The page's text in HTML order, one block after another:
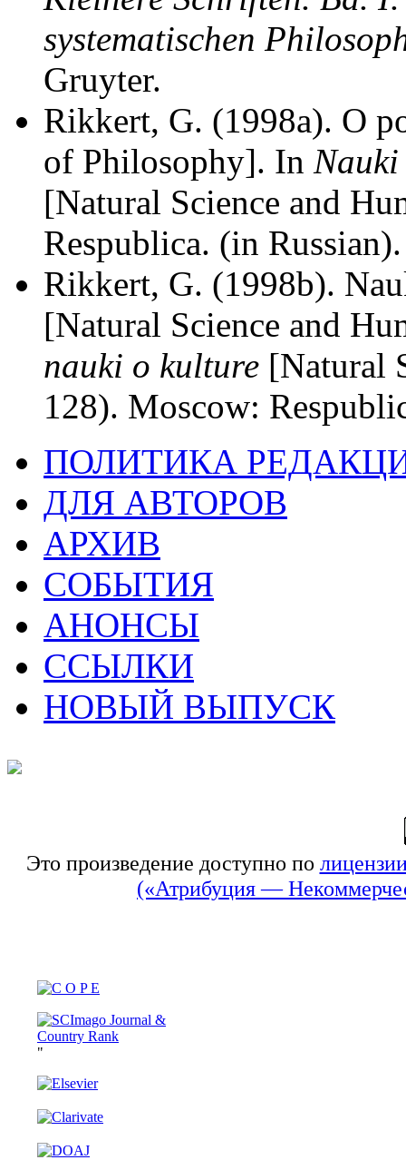
systematischen
Gruyter.
Rikkert, G. (1998a). O
of Philosophy]. In
[Natural Science and
Respublica. (in Russian).
Rikkert, G. (1998b).
[Natural Science and
nauki o kulture [Natural
128). Moscow:
ПОЛИТИКА
ДЛЯ АВТОРОВ
АРХИВ
СОБЫТИЯ
АНОНСЫ
ССЫЛКИ
НОВЫЙ ВЫПУСК
Это произведение доступно по
(«Атрибуция —
"